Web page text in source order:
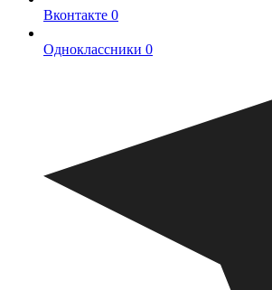
Вконтакте 0
Одноклассники 0